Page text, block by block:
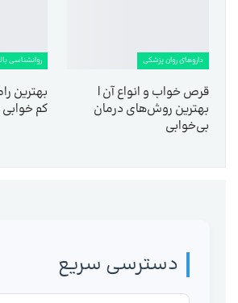
داروهای روان پزشکی
قرص خواب و انواع آن |
بهترین روش‌های درمان
بی‌خوابی
روانشناسی
بهترین
کم خوابی
دسترسی سریع